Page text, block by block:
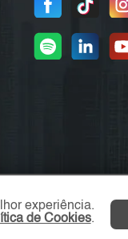
experiência.
de Cookies.